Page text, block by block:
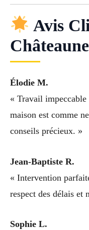
Avis
Élodie M.
« Travail
maison est comme
conseils précieux. »
Jean-Baptiste R.
« Intervention
respect des délais et
Sophie L.